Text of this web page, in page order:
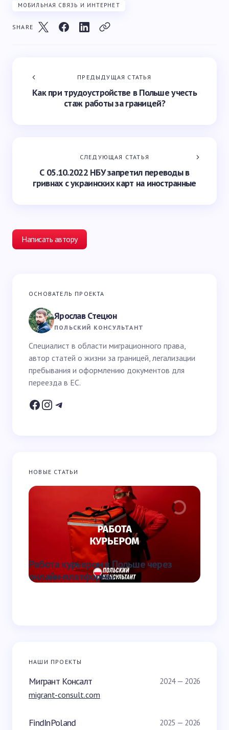
МОБИЛЬНАЯ СВЯЗЬ И ИНТЕРНЕТ
SHARE
ПРЕДЫДУЩАЯ СТАТЬЯ
Как при трудоустройстве в Польше учесть
стаж работы за границей?
СЛЕДУЮЩАЯ СТАТЬЯ
С 05.10.2022 НБУ запретил переводы в
гривнах с украинских карт на иностранные
Написать автору
Ваш адрес email не будет опубликован.
Ваш вопрос *
Ваше имя *
Email *
Запомнить имя и email для следующих
комментариев
Отправить
ОСНОВАТЕЛЬ ПРОЕКТА
Ярослав Стецюн
ПОЛЬСКИЙ КОНСУЛЬТАНТ
Специалист в области миграционного права,
автор статей о жизни за границей, легализации
пребывания и оформлению документов для
переезда в ЕС.
НОВЫЕ СТАТЬИ
Работа курьером в Польше через
онлайн-платформы
НАШИ ПРОЕКТЫ
Мигрант Консалт 2024 — 2026
migrant-consult.com
FindInPoland 2025 — 2026